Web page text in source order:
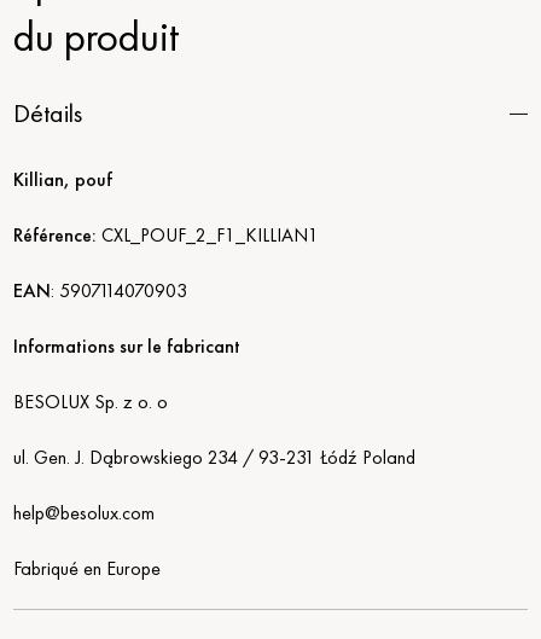
du produit
Détails
Killian, pouf
Référence: CXL_POUF_2_F1_KILLIAN1
EAN: 5907114070903
Informations sur le fabricant
BESOLUX Sp. z o. o
ul. Gen. J. Dąbrowskiego 234 / 93-231 Łódź Poland
help@besolux.com
Fabriqué en Europe